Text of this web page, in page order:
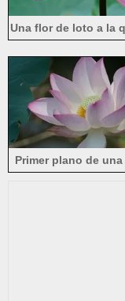
Una flor de loto a la
rosa.
Primer plano de